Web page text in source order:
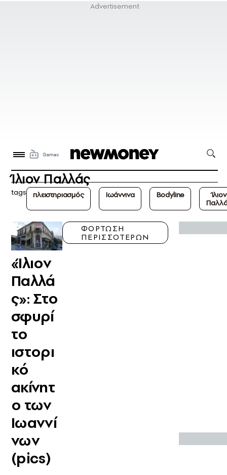
Ίλιον Παλλάς
tags πλειστηριασμός Ιωάννινα Bodyline
Ίλιον
«Ίλιον
Παλλά
ς»: Στο
σφυρί
το
ιστορι
κό
ακίνητ
ο των
Ιωαννί
νων
(pics)
ΦΟΡΤΩΣΗ
ΠΕΡΙΣΣΟΤΕΡΩΝ